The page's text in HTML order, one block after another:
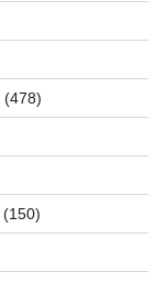
(478)
(150)